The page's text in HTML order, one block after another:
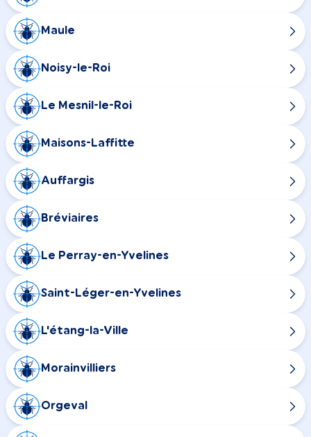
Maule
Noisy-le-Roi
Le Mesnil-le-Roi
Maisons-Laffitte
Auffargis
Bréviaires
Le Perray-en-Yvelines
Saint-Léger-en-Yvelines
L'étang-la-Ville
Morainvilliers
Orgeval